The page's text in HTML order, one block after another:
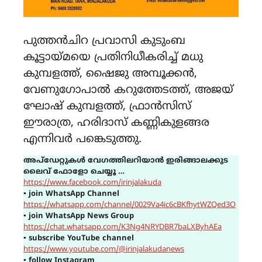
പുത്തൻചിറ പ്രവാസി കുടുംബ
കൂട്ടായ്മയെ പ്രതിനിധീകരിച്ച് മധു
കുമ്പളത്ത്, ഷൈജു അമ്പൂക്കൻ,
വേണുഗോപാൽ കറുത്തേടത്ത്, അജയ്
ഘോഷ് കുമ്പളത്ത്, ഫ്രാൻസിസ്
ഈരാത്ര, ഹരിദാസ് കണ്ണികുളങ്ങര
എന്നിവർ പങ്കെടുത്തു.
അപ്ഡേറ്റുകൾ വേഗത്തിലറിയാൻ ഇരിങ്ങാലക്കുട
ലൈവ് ഫോളോ ചെയ്യൂ …
https://www.facebook.com/irinjalakuda
▪ join WhatsApp Channel
https://whatsapp.com/channel/0029Va4ic6cBKfhytWZQed3O
▪ join WhatsApp News Group
https://chat.whatsapp.com/K3Ng4NRYDBR7baLXByhAEa
▪ subscribe YouTube channel
https://www.youtube.com/@irinjalakudanews